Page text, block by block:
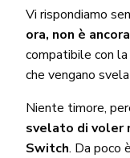
Vi rispondiamo
ora, non è
compatibile con
che vengano
Niente timore,
svelato di voler
Switch. Da poco